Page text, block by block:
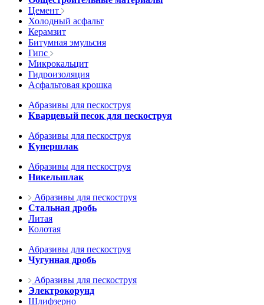
Цемент
Холодный асфальт
Керамзит
Битумная эмульсия
Гипс
Микрокальцит
Гидроизоляция
Асфальтовая крошка
Абразивы для пескоструя
Кварцевый песок для пескоструя
Абразивы для пескоструя
Купершлак
Абразивы для пескоструя
Никельшлак
Абразивы для пескоструя
Стальная дробь
Литая
Колотая
Абразивы для пескоструя
Чугунная дробь
Абразивы для пескоструя
Электрокорунд
Шлифзерно